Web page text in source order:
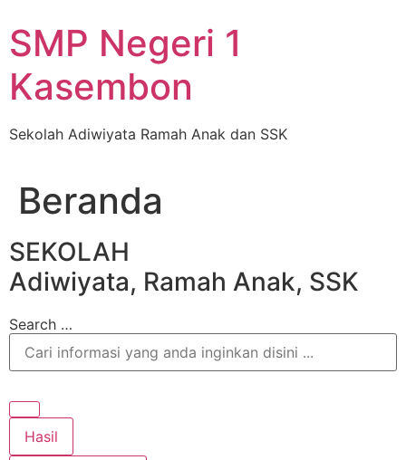
to
content
SMP Negeri 1
Kasembon
Sekolah Adiwiyata Ramah Anak dan SSK
Beranda
SEKOLAH
Adiwiyata, Ramah Anak, SSK
Search …
Hasil